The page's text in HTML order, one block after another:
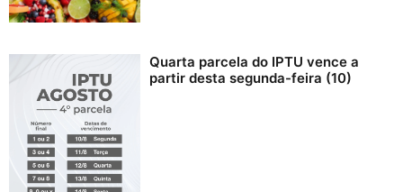
Quarta parcela do IPTU vence a
partir desta segunda-feira (10)